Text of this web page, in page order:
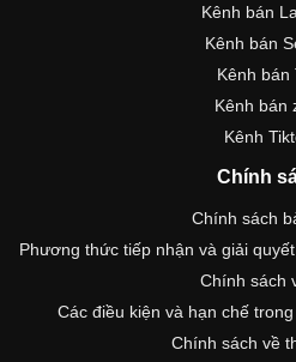
Kênh bán
Kênh bán
Kênh bán
Kênh bán
Kênh
Chính
Chính sách
Phương thức tiếp nhận và giải
Chính sách
Các điều kiện và hạn chế
Chính sách về